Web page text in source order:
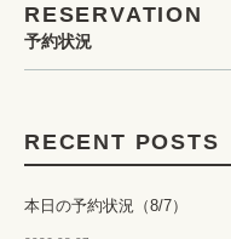
RESERVATION
予約状況
RECENT POSTS
本日の予約状況（8/7）